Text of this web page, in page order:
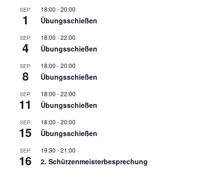
SEP.
1
18:00 -20:00
Übungsschießen
SEP.
4
18:00 -22:00
Übungsschießen
SEP.
8
18:00 -20:00
Übungsschießen
SEP.
11
18:00 -22:00
Übungsschießen
SEP.
15
18:00 -20:00
Übungsschießen
SEP.
16
19:30 -21:00
2. Schützenmeisterbesprechung